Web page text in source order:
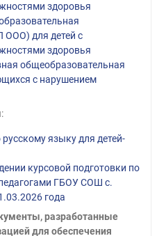
здоровья
для детей с
здоровья
общеобразовательная
с нарушением
языку для детей-
курсовой подготовки по
ГБОУ СОШ с.
года
разработанные
для обеспечения